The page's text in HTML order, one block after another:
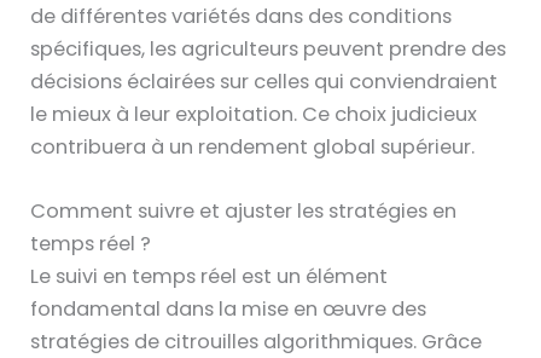
de différentes variétés dans des conditions
spécifiques, les agriculteurs peuvent prendre des
décisions éclairées sur celles qui conviendraient
le mieux à leur exploitation. Ce choix judicieux
contribuera à un rendement global supérieur.
Comment suivre et ajuster les stratégies en
temps réel ?
Le suivi en temps réel est un élément
fondamental dans la mise en œuvre des
stratégies de citrouilles algorithmiques. Grâce